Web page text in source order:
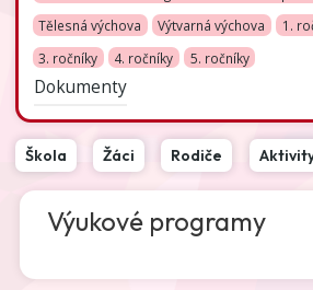
Tělesná výchova
Výtvarná výchova 1.
3. ročníky
4. ročníky 5. ročníky
Dokumenty
Škola Žáci Rodiče
Výukové programy